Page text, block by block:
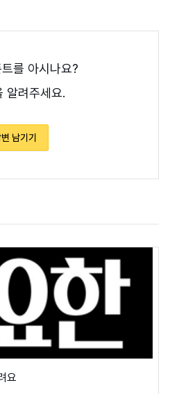
를 아시나요?
알려주세요.
남기기
요